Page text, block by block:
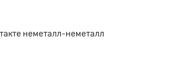
неметалл-неметалл